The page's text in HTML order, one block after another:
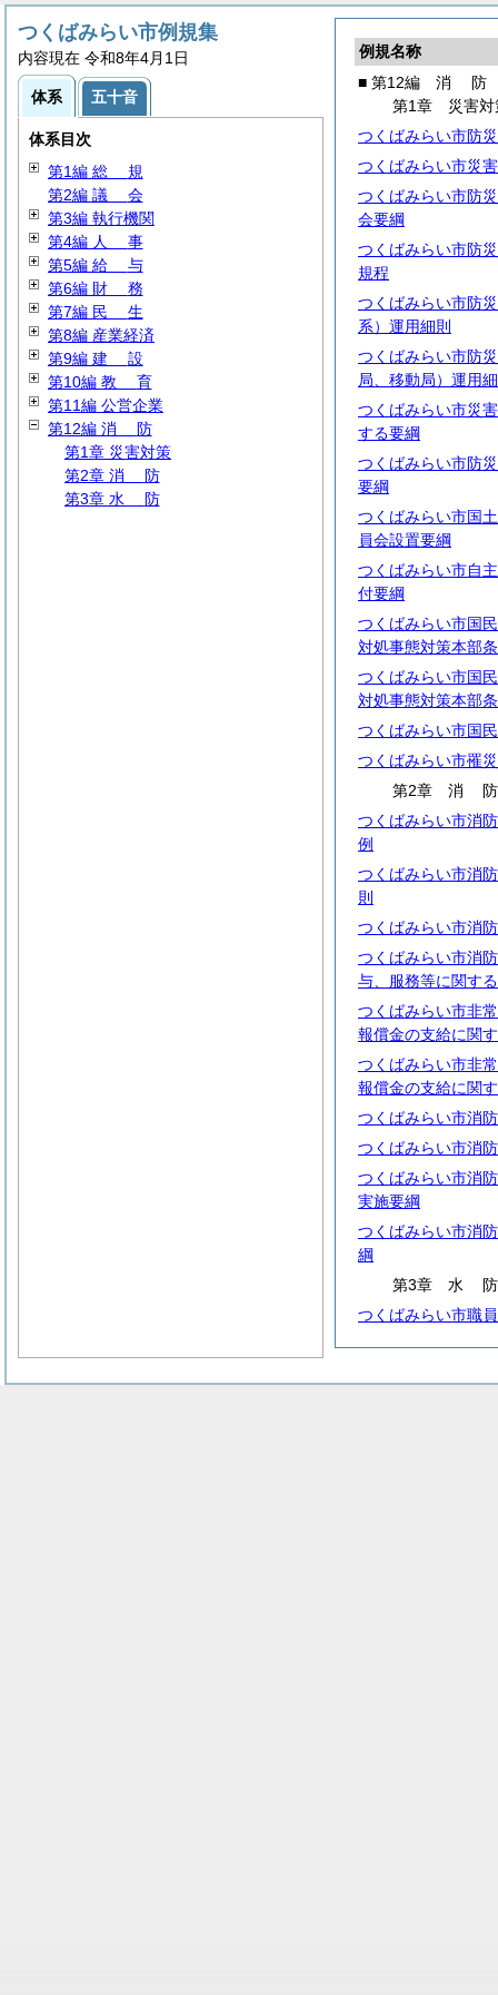
例規名称
■ 第12編 消 防
第1章 災害対
つくばみらい市防
つくばみらい市災
つくばみらい市防
会要綱
つくばみらい市防
規程
つくばみらい市防
系）運用細則
つくばみらい市防
局、移動局）運用
つくばみらい市災
する要綱
つくばみらい市防
要綱
つくばみらい市国
員会設置要綱
つくばみらい市自
付要綱
つくばみらい市国
対処事態対策本部
つくばみらい市国
対処事態対策本部
つくばみらい市国
つくばみらい市罹
第2章 消 防
つくばみらい市消
例
つくばみらい市消
則
つくばみらい市消
つくばみらい市消
与、服務等に関す
つくばみらい市非
報償金の支給に関
つくばみらい市非
報償金の支給に関
つくばみらい市消
つくばみらい市消
つくばみらい市消
実施要綱
つくばみらい市消
綱
第3章 水 防
つくばみらい市職
つくばみらい市例規集
内容現在 令和8年4月1日
体系 五十音
体系目次
第1編 総 規
第2編 議 会
第3編 執行機関
第4編 人 事
第5編 給 与
第6編 財 務
第7編 民 生
第8編 産業経済
第9編 建 設
第10編 教 育
第11編 公営企業
第12編 消 防
第1章 災害対策
第2章 消 防
第3章 水 防